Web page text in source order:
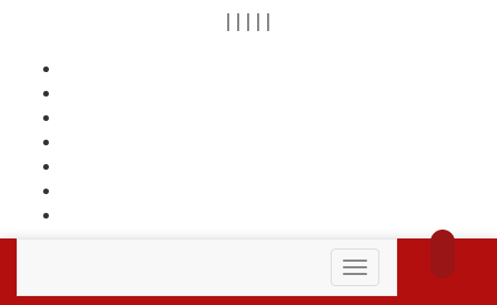
| | | | |
Toggle
navigation